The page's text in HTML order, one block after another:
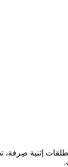
إثنية صِرفة،